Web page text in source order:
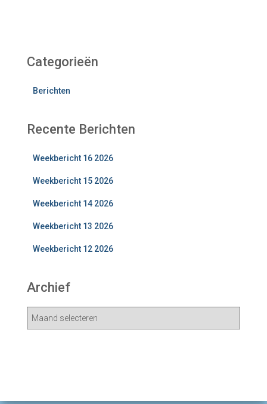
Categorieën
Berichten
Recente Berichten
Weekbericht 16 2026
Weekbericht 15 2026
Weekbericht 14 2026
Weekbericht 13 2026
Weekbericht 12 2026
Archief